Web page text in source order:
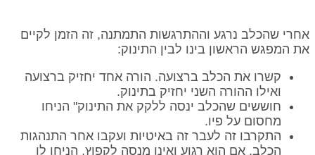
אחרי שהכלב נרגע וההתרגשות התמתנה, זה הזמן לקיים
את המפגש הראשון בינו לבין התינוק:
קשרו את הכלב ברצועה. הורה אחד יחזיק ברצועה
ואילו ההורה השני יחזיק בתינוק.
חוששים שהכלב ינסה ללקק את התינוק" הניחו
מחסום על פיו.
התקרבו זה לעבר זה באיטיות ועקבו אחר התנהגות
הכלב, אם הוא רגוע ואינו מנסה לקפוץ, הניחו לו